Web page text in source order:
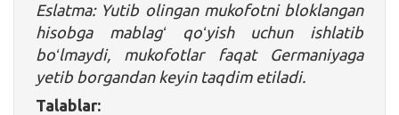
Eslatma: Yutib olingan mukofotni bloklangan
hisobga mablagʻ qoʻyish uchun ishlatib
boʻlmaydi, mukofotlar faqat Germaniyaga
yetib borgandan keyin taqdim etiladi.
Talablar: